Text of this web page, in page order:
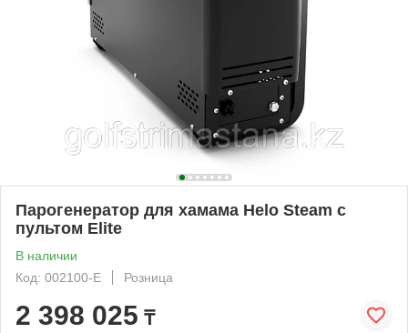
Парогенератор для хамама Helo Steam с
пультом Elite
В наличии
Код: 002100-E
Розница
2 398 025 ₸